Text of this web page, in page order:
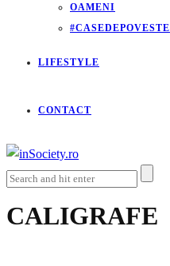
OAMENI
#CASEDEPOVESTE
LIFESTYLE
CONTACT
CALIGRAFE